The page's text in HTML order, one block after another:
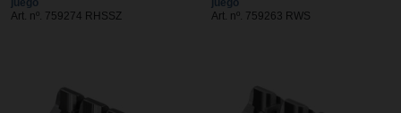
juego
Art. nº. 759274 RHSSZ
juego
Art. nº. 759263 RWS